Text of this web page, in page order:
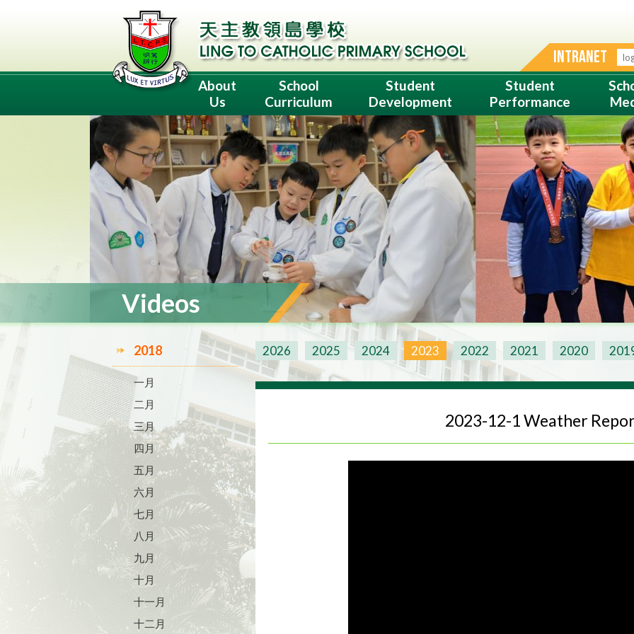
INTRANET
About
Us
School
Curriculum
Student
Development
Student
Performance
Videos
2026 2025 2024 2023 2022 2021 2020
2018
一月
二月
三月
四月
五月
六月
七月
八月
九月
十月
十一月
十二月
2023-12-1 Weather